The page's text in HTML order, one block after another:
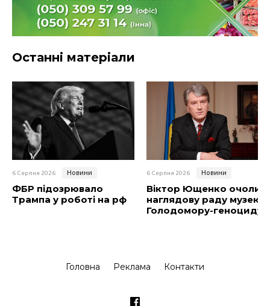
Останні матеріали
6 Серпня 2026 Новини
ФБР підозрювало
Трампа у роботі на рф
6 Серпня 2026 Новини
Віктор Ющенко очолив
наглядову раду музею
Голодомору-геноциду
Головна Реклама Контакти